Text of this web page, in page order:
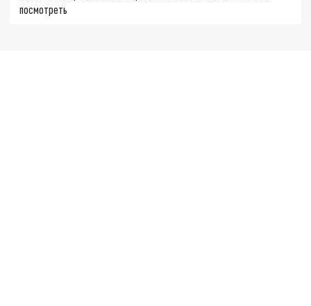
посмотреть